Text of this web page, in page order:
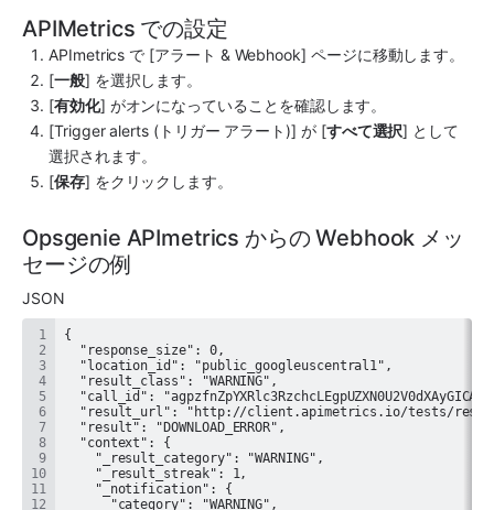
APIMetrics での設定
APImetrics で [アラート & Webhook] ページに移動します。
[一般] を選択します。
[有効化] がオンになっていることを確認します。
[Trigger alerts (トリガー アラート)] が [すべて選択] として
選択されます。
[保存] をクリックします。
Opsgenie APImetrics からの Webhook メッ
セージの例
JSON